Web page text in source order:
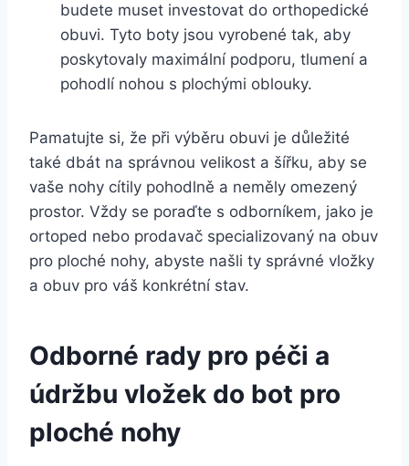
budete muset investovat do orthopedické
obuvi. Tyto boty jsou vyrobené tak, aby
poskytovaly maximální podporu, tlumení a
pohodlí nohou s plochými oblouky.
Pamatujte si, že při výběru obuvi je důležité
také dbát na správnou velikost a šířku, aby se
vaše nohy cítily pohodlně a neměly omezený
prostor. Vždy se poraďte s odborníkem, jako je
ortoped nebo prodavač specializovaný na obuv
pro ploché nohy, abyste našli ty správné vložky
a obuv pro váš konkrétní stav.
Odborné rady pro péči a
údržbu vložek do bot pro
ploché nohy